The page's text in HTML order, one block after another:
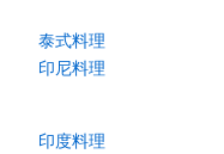
泰式料理
印尼料理
印度料理